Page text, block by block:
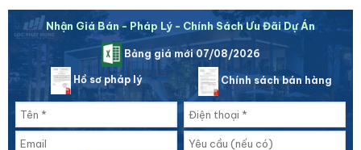
Nhận Giá Bán - Pháp Lý - Chính Sách Ưu Đãi Dự Án
Bảng giá mới 07/08/2026
Hồ sơ pháp lý Chính sách bán hàng